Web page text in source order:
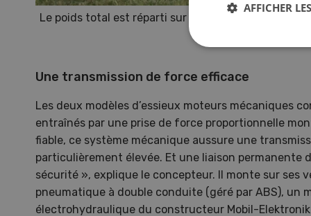
Le poids total est réparti sur trois essieux avec un
Une transmission de force efficace
Les deux modèles d’essieux moteurs mécaniques
entraînés par une prise de force proportionnelle
fiable, ce système mécanique aussure une
particulièrement élevée. Et une liaison permanente
sécurité », explique le concepteur. Il monte sur ses
pneumatique à double conduite (géré par ABS), un
électrohydraulique du constructeur Mobil-
AFFICHER